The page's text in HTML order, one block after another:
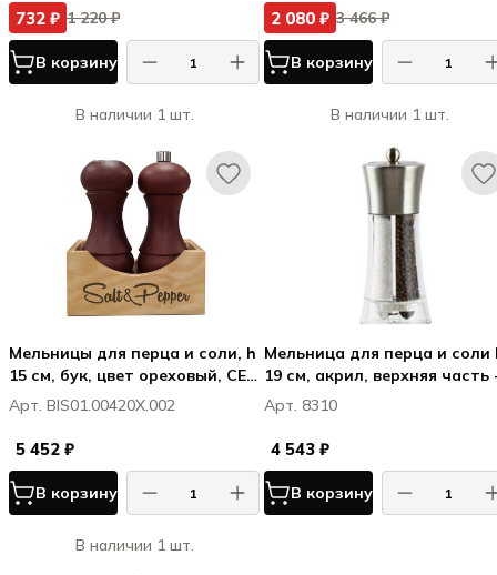
732 ₽ 1 220 ₽
В корзину
В наличии 1 шт.
2 080 ₽ 3 466 ₽
В корзину
В наличии 1 шт.
Мельницы для перца и соли, h
15 см, бук, цвет ореховый, СЕТ
КАССЕТТА / SET CASSETTA
Арт. BIS01.00420X.002
5 452 ₽
В корзину
В наличии 1 шт.
Мельница для перца и соли
19 см, акрил, верхняя часть
нерж. сталь, прозрачная,
ДУАЛ БИГ / DUAL BIG
Арт. 8310
4 543 ₽
В корзину